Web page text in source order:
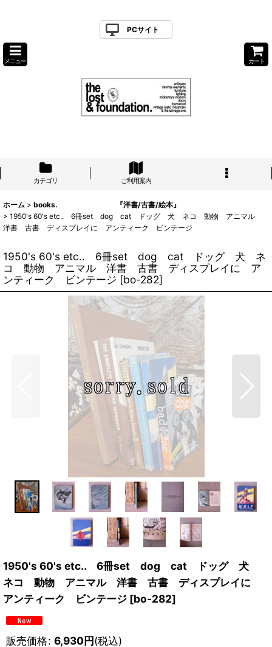
PCサイト
メニュー カート
カテゴリ ご利用案内
ホーム > books. 『洋書/古書/絵本』
> 1950's 60's etc.. 6冊set dog cat ドッグ 犬 ネコ 動物 アニマル
洋書 古書 ディスプレイに アンティーク ビンテージ
1950's 60's etc.. 6冊set dog cat ドッグ 犬 ネ
コ 動物 アニマル 洋書 古書 ディスプレイに ア
ンティーク ビンテージ [bo-282]
1950's 60's etc.. 6冊set dog cat ドッグ 犬
ネコ 動物 アニマル 洋書 古書 ディスプレイに
アンティーク ビンテージ [bo-282]
販売価格: 6,930円(税込)